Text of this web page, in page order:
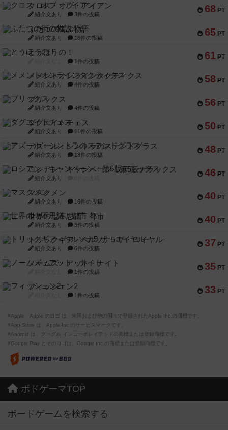
68 PT
クロス・オブ・アイアン
紹介文あり 3件の投稿
65 PT
ふたつの街の物語
紹介文あり 18件の投稿
61 PT
とうほうの！
1件の投稿
58 PT
メメントオンラインタクティクス
紹介文あり 4件の投稿
56 PT
ブリックス
紹介文あり 4件の投稿
50 PT
ダグエイトチェス
紹介文あり 11件の投稿
48 PT
アズール：シントラのステンドグラス
紹介文あり 18件の投稿
46 PT
ロシアン・キャンペーン：第5版デラックス
紹介文あり
40 PT
マスクメン
紹介文あり 16件の投稿
40 PT
世界の七不思議：都市
紹介文あり 3件の投稿
37 PT
トリックギア - ペルソナ5 ザ・ロイヤル-
紹介文あり 6件の投稿
35 PT
ノームズ・アット・ナイト
1件の投稿
33 PT
フィッシェン2
1件の投稿
※Apple、Apple のロゴ は、米国および他の国々で登録されたApple Inc.の商標です。
※App Store は、Apple Inc.のサービスマークです。
※Android は、グーグル インコーポレイテッドの商標または登録商標です。
※Google Play とそのロゴは、Google Inc.の商標または登録商標です。
ボドゲーマTOP
ボードゲームを検索する